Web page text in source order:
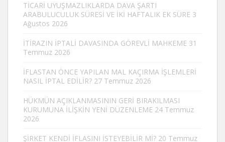
TİCARİ UYUŞMAZLIKLARDA DAVA ŞARTI
ARABULUCULUK SÜRESİ VE İKİ HAFTALIK EK SÜRE 3
Ağustos 2026
İTİRAZIN İPTALİ DAVASINDA GÖREVLİ MAHKEME 31
Temmuz 2026
İFLASTAN ÖNCE YAPILAN MAL KAÇIRMA İŞLEMLERİ
NASIL İPTAL EDİLİR? 27 Temmuz 2026
HÜKMÜN AÇIKLANMASININ GERİ BIRAKILMASI
KURUMUNA İLİŞKİN YENİ DÜZENLEME 24 Temmuz
2026
ŞİRKET KENDİ İFLASINI İSTEYEBİLİR Mİ? 20 Temmuz